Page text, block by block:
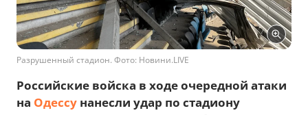
Разрушенный стадион. Фото: Новини.LIVE
Российские войска в ходе очередной атаки
на Одессу нанесли удар по стадиону